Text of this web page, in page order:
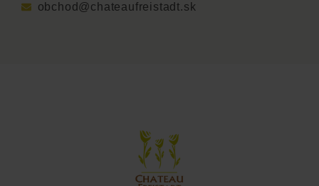
obchod@chateaufreistadt.sk